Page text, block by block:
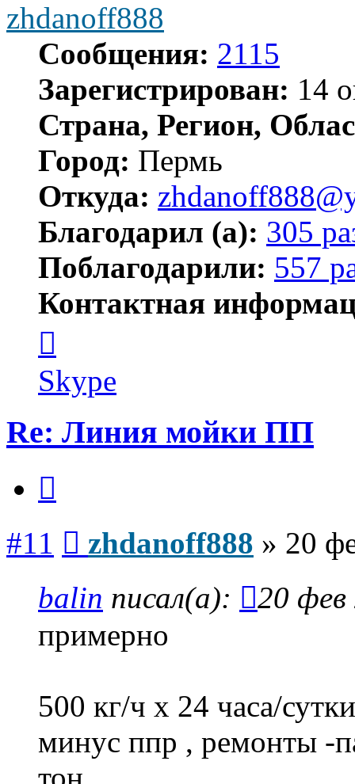
zhdanoff888
Сообщения: 2115
Зарегистрирован: 14
Страна, Регион,
Город: Пермь
Откуда:
Благодарил (а): 305
Поблагодарили: 557
Контактная
пользователя
zhdanoff888
Skype
Re: Линия мойки ПП
#11 zhdanoff888 » 20
balin писал(а):
20 фев
примерно
500 кг/ч х 24 часа/
минус ппр , ремонты -
тон